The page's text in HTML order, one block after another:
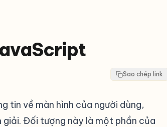
Sao chép link
tin về màn hình của người dùng,
giải. Đối tượng này là một phần của